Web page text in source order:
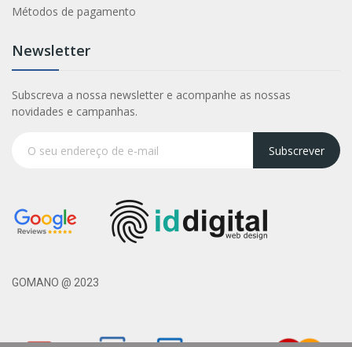
Métodos de pagamento
Newsletter
Subscreva a nossa newsletter e acompanhe as nossas
novidades e campanhas.
Subscrever
GOMANO @ 2023